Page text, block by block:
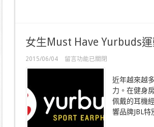
手〉
中
女生Must Have Yurbuds
2015/06/04
在
〈女
Yurbuds
運
動
耳
留言功能已關閉
近年越來越
力。在健身
佩戴的耳機
響品牌JBL